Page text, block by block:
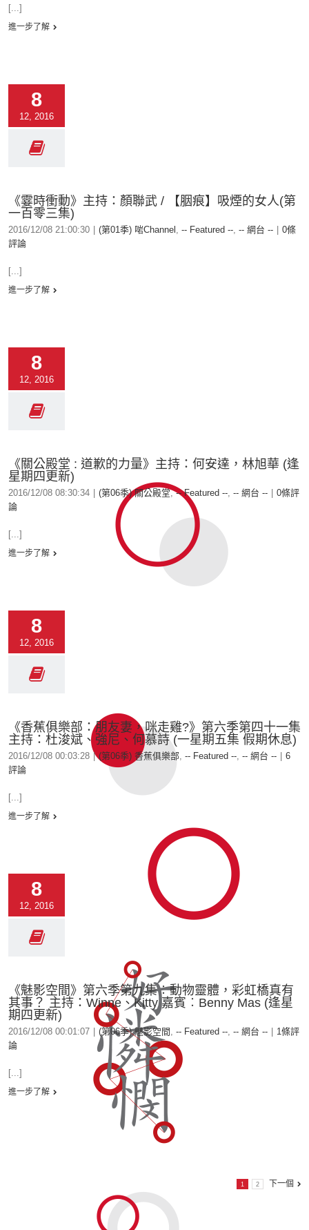
[...]
進一步了解
8
12, 2016
《霎時衝動》主持：顏聯武 / 【胭痕】吸煙的女人(第
一百零三集)
2016/12/08 21:00:30 (第01季) 啱Channel , -- Featured --, -- 網台 --
0條
評論
[...]
進一步了解
8
12, 2016
《關公殿堂 : 道歉的力量》主持：何安達，林旭華 (逢
星期四更新)
2016/12/08 08:30:34 (第06季) 關公殿堂,-- Featured --, -- 網台 --
0條評
論
[...]
進一步了解
8
12, 2016
《香蕉俱樂部：朋友妻，咪走雞?》第六季第四十一集
主持：杜浚斌、強尼、何慕詩 (一星期五集 假期休息)
2016/12/08 00:03:28 | (第06季) 香蕉俱樂部, -- Featured --, -- 網台 --
6
評論
[...]
進一步了解
8
12, 2016
《魅影空間》第六季第九集︰動物靈體，彩虹橋真有
其事？ 主持：Winne、Kitty 嘉賓︰Benny Mas (逢星
期四更新)
2016/12/08 00:01:07 (第06季) 魅影空間 , -- Featured --, -- 網台 --
1條評
論
[...]
進一步了解
1 2 下一個